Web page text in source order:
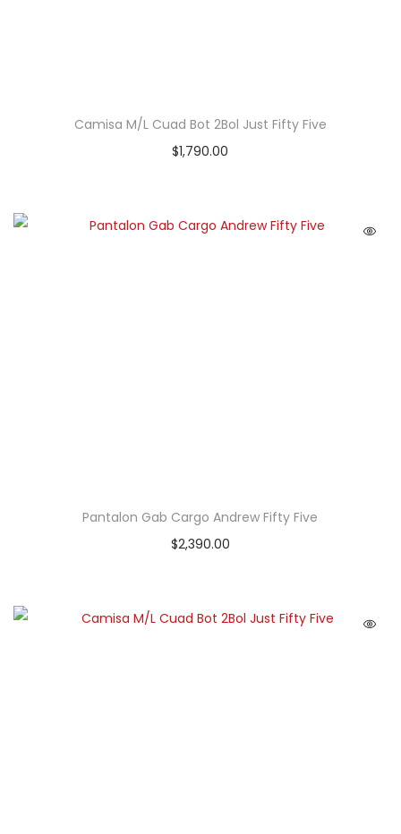
Camisa M/L Cuad Bot 2Bol Just Fifty Five
$1,790.00
Pantalon Gab Cargo Andrew Fifty Five
$2,390.00